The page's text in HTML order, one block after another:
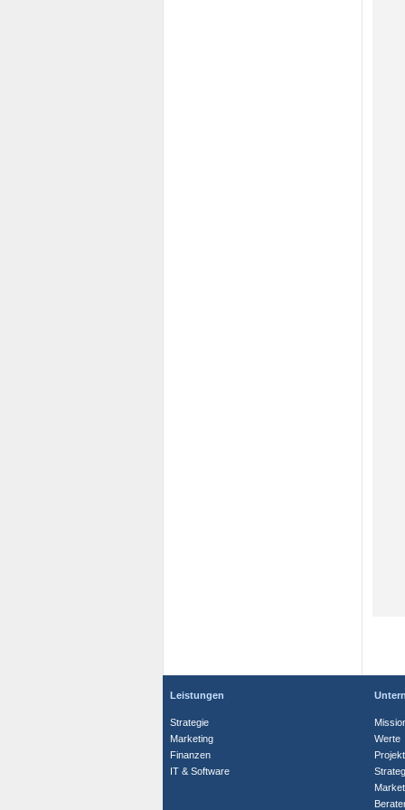
Leistungen
Strategie
Marketing
Finanzen
IT & Software
Werte